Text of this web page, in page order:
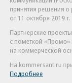
принятия решения о
от 11 октября 2019 г.
Партнерские
с пометкой
на коммерческой
На kommersant.ru
Подробнее